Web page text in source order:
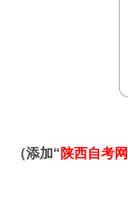
（添加“陕西自考网